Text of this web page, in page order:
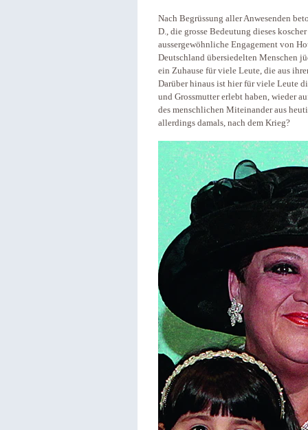
Nach Begrüssung aller Anwesenden
D., die grosse Bedeutung dieses
aussergewöhnliche Engagement von
Deutschland übersiedelten Menschen
ein Zuhause für viele Leute, die aus
Darüber hinaus ist hier für viele Leute
und Grossmutter erlebt haben, wieder
des menschlichen Miteinander aus
allerdings damals, nach dem Krieg?